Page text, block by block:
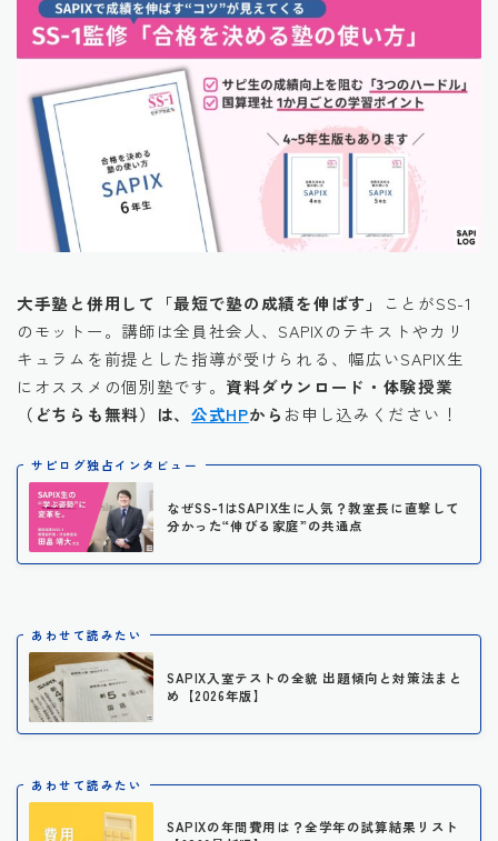
大手塾と併用して「最短で塾の成績を伸ばす」
ことがSS-1
のモットー。講師は全員社会人、SAPIXのテキストやカリ
キュラムを前提とした指導が受けられる、幅広いSAPIX生
にオススメの個別塾です。 資料ダウンロード・体験授業
（どちらも無料）は、 公式HPから お申し込みください！
サピログ独占インタビュー
なぜSS-1はSAPIX生に人気？教室長に直撃して
分かった“伸びる家庭”の共通点
あわせて読みたい
SAPIX入室テストの全貌 出題傾向と対策法まと
め【2026年版】
あわせて読みたい
SAPIXの年間費用は？全学年の試算結果リスト